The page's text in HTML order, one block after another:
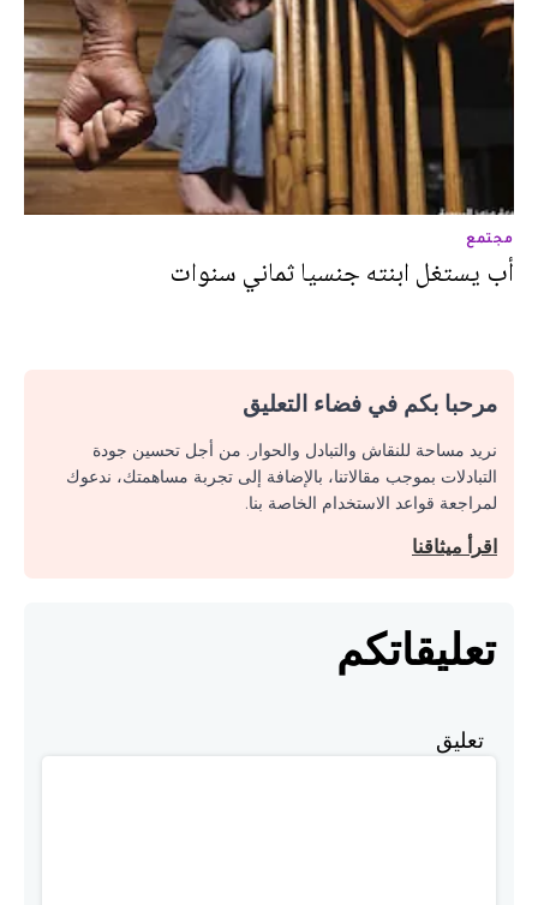
مجتمع
أب يستغل ابنته جنسيا ثماني سنوات
مرحبا بكم في فضاء التعليق
نريد مساحة للنقاش والتبادل والحوار. من أجل تحسين جودة
التبادلات بموجب مقالاتنا، بالإضافة إلى تجربة مساهمتك، ندعوك
لمراجعة قواعد الاستخدام الخاصة بنا.
اقرأ ميثاقنا
تعليقاتكم
تعليق